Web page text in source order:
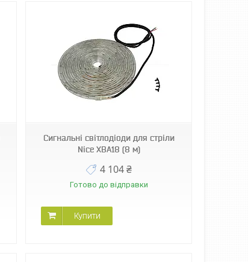
Сигнальні світлодіоди для стріли
Nice XBA18 (8 м)
4 104 ₴
Готово до відправки
Купити